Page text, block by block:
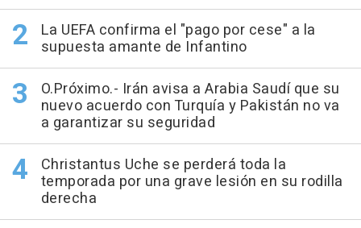
La UEFA confirma el "pago por cese" a la
supuesta amante de Infantino
O.Próximo.- Irán avisa a Arabia Saudí que su
nuevo acuerdo con Turquía y Pakistán no va
a garantizar su seguridad
Christantus Uche se perderá toda la
temporada por una grave lesión en su rodilla
derecha